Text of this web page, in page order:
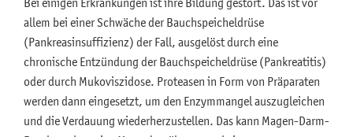
allem bei einer Schwäche der Bauchspeicheldrüse
(Pankreasinsuffizienz) der Fall, ausgelöst durch eine
chronische Entzündung der Bauchspeicheldrüse (Pankreatitis)
oder durch Mukoviszidose. Proteasen in Form von Präparaten
werden dann eingesetzt, um den Enzymmangel auszugleichen
und die Verdauung wiederherzustellen. Das kann Magen-Darm-